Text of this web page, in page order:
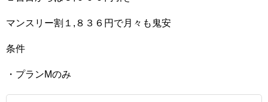
マンスリー割１,８３６円で月々も鬼安
条件
・プランMのみ